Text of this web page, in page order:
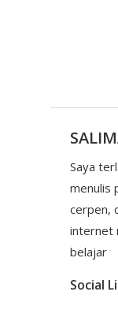
Saya
menulis
cerpen,
internet
belajar
Social